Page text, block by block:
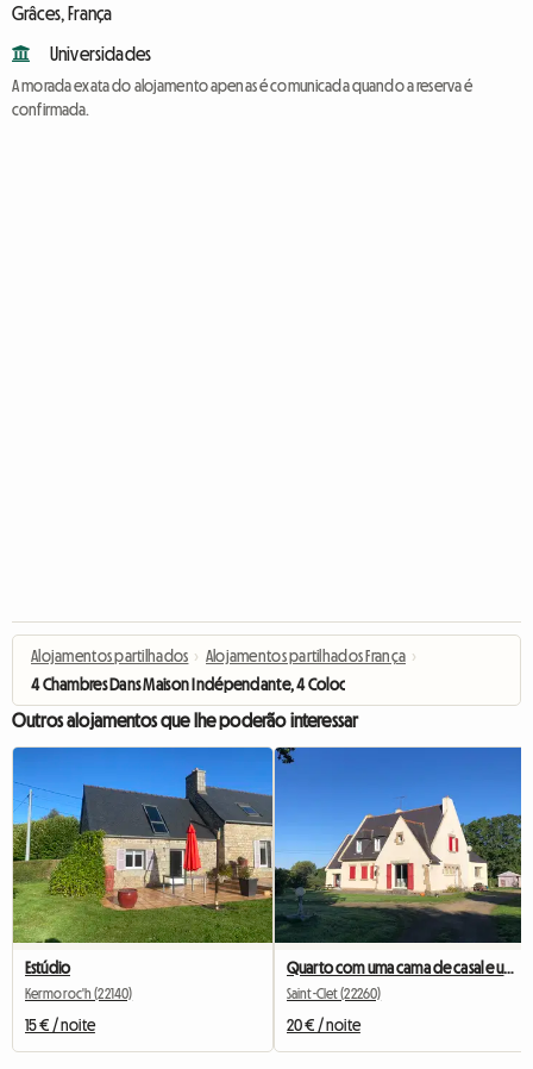
Grâces, França
Universidades
A morada exata do alojamento apenas é comunicada quando a reserva é
confirmada.
Alojamentos partilhados › Alojamentos partilhados França ›
4 Chambres Dans Maison Indépendante, 4 Colocation étudiants
Outros alojamentos que lhe poderão interessar
Estúdio
Kermoroc'h (22140)
15 € / noite
Quarto com uma cama de casal e uma cama de solteiro.
Saint-Clet (22260)
20 € / noite